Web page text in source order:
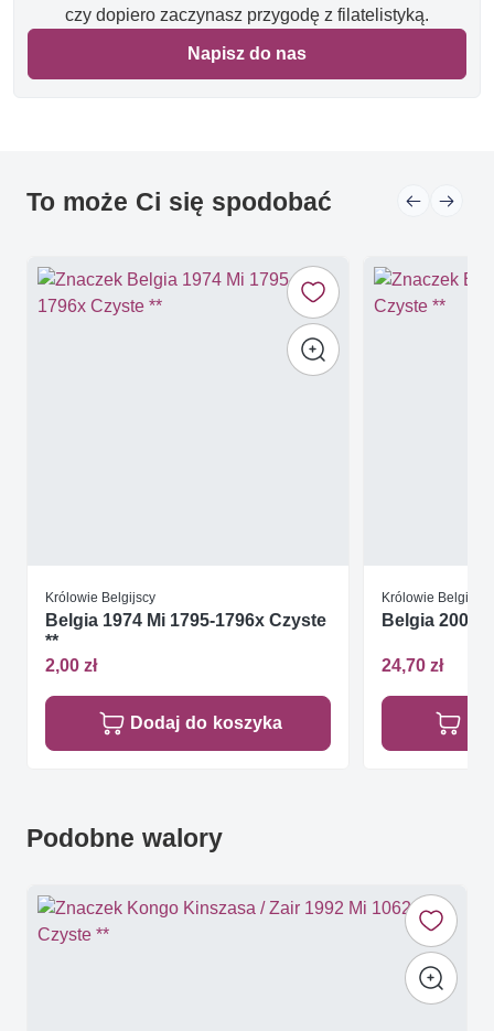
czy dopiero zaczynasz przygodę z filatelistyką.
Napisz do nas
To może Ci się spodobać
Królowie Belgijscy
Belgia 1974 Mi 1795-1796x Czyste
**
2,00 zł
Dodaj do koszyka
Królowie Belgijscy
Belgia 2003
24,70 zł
Podobne walory